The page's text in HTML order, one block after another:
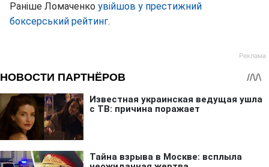
Раніше Ломаченко увійшов у престижний
боксерський рейтинг.